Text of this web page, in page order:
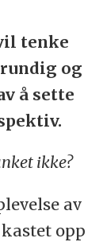
tenke
og
å sette
ikke?
av
opp